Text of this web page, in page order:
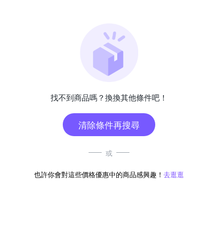
找不到商品嗎？換換其他條件吧！
清除條件再搜尋
或
也許你會對這些價格優惠中的商品感興趣！ 去逛逛